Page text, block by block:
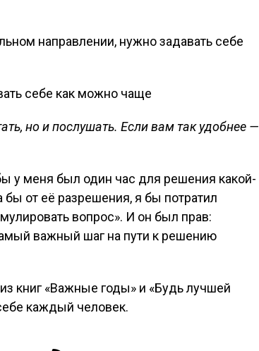
направлении, нужно задавать себе
но и послушать. Если вам так удобнее —
у меня был один час для решения какой-
от её разрешения, я бы потратил
вопрос». И он был прав:
важный шаг на пути к решению
книг «Важные годы» и «Будь лучшей
каждый человек.